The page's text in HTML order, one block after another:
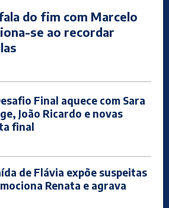
do fim com Marcelo
se ao recordar
Final aquece com Sara
João Ricardo e novas
final
de Flávia expõe suspeitas
Renata e agrava